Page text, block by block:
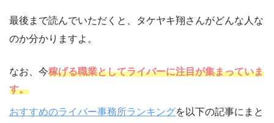
最後まで読んでいただくと、タケヤキ翔さんがどんな人な
のか分かりますよ。
なお、今稼げる職業としてライバーに注目が集まっていま
す。
おすすめのライバー事務所ランキングを以下の記事にまと